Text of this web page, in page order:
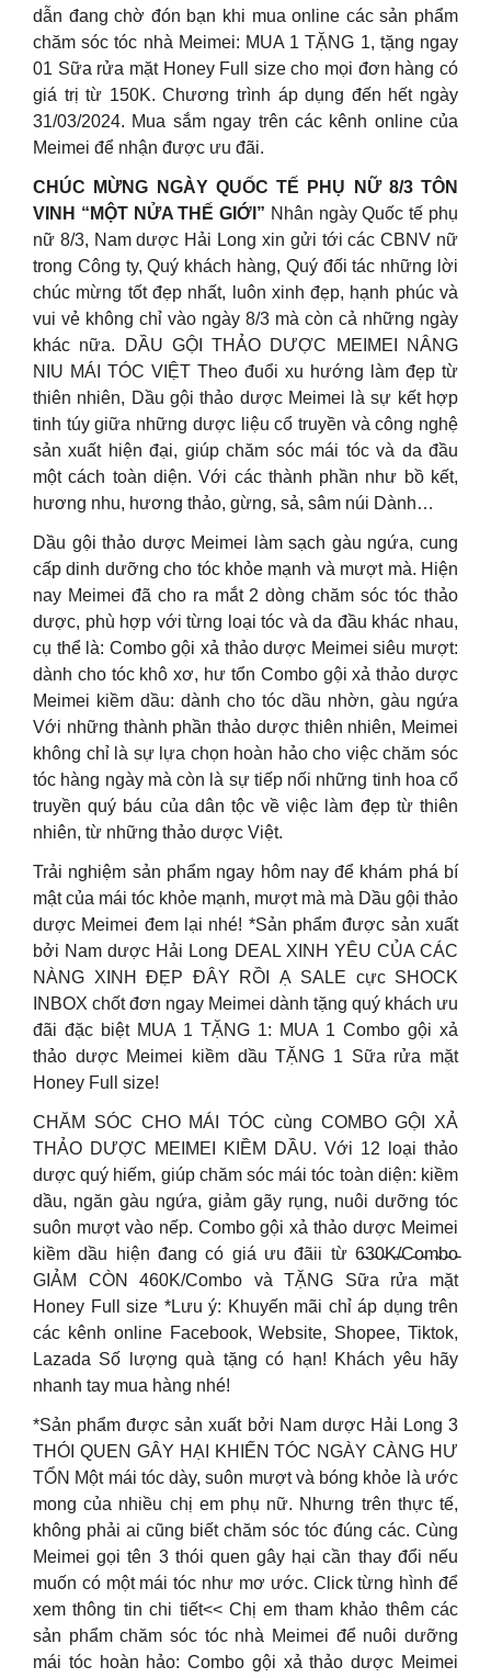
dẫn đang chờ đón bạn khi mua online các sản phẩm
chăm sóc tóc nhà Meimei: MUA 1 TẶNG 1, tặng ngay
01 Sữa rửa mặt Honey Full size cho mọi đơn hàng có
giá trị từ 150K. Chương trình áp dụng đến hết ngày
31/03/2024. Mua sắm ngay trên các kênh online của
Meimei để nhận được ưu đãi.
CHÚC MỪNG NGÀY QUỐC TẾ PHỤ NỮ 8/3 TÔN
VINH “MỘT NỬA THẾ GIỚI” Nhân ngày Quốc tế phụ
nữ 8/3, Nam dược Hải Long xin gửi tới các CBNV nữ
trong Công ty, Quý khách hàng, Quý đối tác những lời
chúc mừng tốt đẹp nhất, luôn xinh đẹp, hạnh phúc và
vui vẻ không chỉ vào ngày 8/3 mà còn cả những ngày
khác nữa. DẦU GỘI THẢO DƯỢC MEIMEI NÂNG
NIU MÁI TÓC VIỆT Theo đuổi xu hướng làm đẹp từ
thiên nhiên, Dầu gội thảo dược Meimei là sự kết hợp
tinh túy giữa những dược liệu cổ truyền và công nghệ
sản xuất hiện đại, giúp chăm sóc mái tóc và da đầu
một cách toàn diện. Với các thành phần như bồ kết,
hương nhu, hương thảo, gừng, sả, sâm núi Dành…
Dầu gội thảo dược Meimei làm sạch gàu ngứa, cung
cấp dinh dưỡng cho tóc khỏe mạnh và mượt mà. Hiện
nay Meimei đã cho ra mắt 2 dòng chăm sóc tóc thảo
dược, phù hợp với từng loại tóc và da đầu khác nhau,
cụ thể là: Combo gội xả thảo dược Meimei siêu mượt:
dành cho tóc khô xơ, hư tổn Combo gội xả thảo dược
Meimei kiềm dầu: dành cho tóc dầu nhờn, gàu ngứa
Với những thành phần thảo dược thiên nhiên, Meimei
không chỉ là sự lựa chọn hoàn hảo cho việc chăm sóc
tóc hàng ngày mà còn là sự tiếp nối những tinh hoa cổ
truyền quý báu của dân tộc về việc làm đẹp từ thiên
nhiên, từ những thảo dược Việt.
Trải nghiệm sản phẩm ngay hôm nay để khám phá bí
mật của mái tóc khỏe mạnh, mượt mà mà Dầu gội thảo
dược Meimei đem lại nhé! *Sản phẩm được sản xuất
bởi Nam dược Hải Long DEAL XINH YÊU CỦA CÁC
NÀNG XINH ĐẸP ĐÂY RỒI Ạ SALE cực SHOCK
INBOX chốt đơn ngay Meimei dành tặng quý khách ưu
đãi đặc biệt MUA 1 TẶNG 1: MUA 1 Combo gội xả
thảo dược Meimei kiềm dầu TẶNG 1 Sữa rửa mặt
Honey Full size!
CHĂM SÓC CHO MÁI TÓC cùng COMBO GỘI XẢ
THẢO DƯỢC MEIMEI KIỀM DẦU. Với 12 loại thảo
dược quý hiếm, giúp chăm sóc mái tóc toàn diện: kiềm
dầu, ngăn gàu ngứa, giảm gãy rụng, nuôi dưỡng tóc
suôn mượt vào nếp. Combo gội xả thảo dược Meimei
kiềm dầu hiện đang có giá ưu đãii từ 6̵3̵0̵K̵/̵C̵o̵m̵b̵o̵
GIẢM CÒN 460K/Combo và TẶNG Sữa rửa mặt
Honey Full size *Lưu ý: Khuyến mãi chỉ áp dụng trên
các kênh online Facebook, Website, Shopee, Tiktok,
Lazada Số lượng quà tặng có hạn! Khách yêu hãy
nhanh tay mua hàng nhé!
*Sản phẩm được sản xuất bởi Nam dược Hải Long 3
THÓI QUEN GÂY HẠI KHIẾN TÓC NGÀY CÀNG HƯ
TỔN Một mái tóc dày, suôn mượt và bóng khỏe là ước
mong của nhiều chị em phụ nữ. Nhưng trên thực tế,
không phải ai cũng biết chăm sóc tóc đúng các. Cùng
Meimei gọi tên 3 thói quen gây hại cần thay đổi nếu
muốn có một mái tóc như mơ ước. Click từng hình để
xem thông tin chi tiết<< Chị em tham khảo thêm các
sản phẩm chăm sóc tóc nhà Meimei để nuôi dưỡng
mái tóc hoàn hảo: Combo gội xả thảo dược Meimei